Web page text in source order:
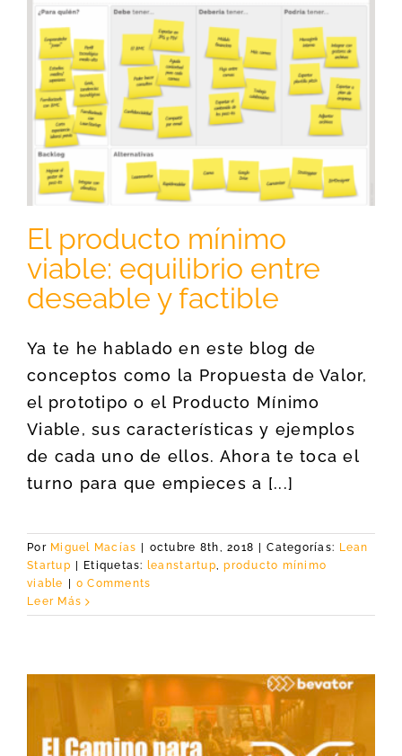
El producto mínimo
viable: equilibrio entre
deseable y factible
Ya te he hablado en este blog de
conceptos como la Propuesta de Valor,
el prototipo o el Producto Mínimo
Viable, sus características y ejemplos
de cada uno de ellos. Ahora te toca el
turno para que empieces a [...]
Por Miguel Macías | octubre 8th, 2018 | Categorías: Lean
Startup | Etiquetas: leanstartup ,producto mínimo
viable | 0 Comments
Leer Más